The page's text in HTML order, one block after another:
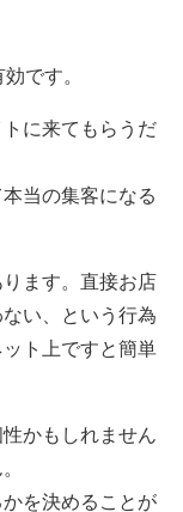
です。
に来てもらうだ
当の集客になる
ます。直接お店
い、という行為
ト上ですと簡単
かもしれません
を決めることが